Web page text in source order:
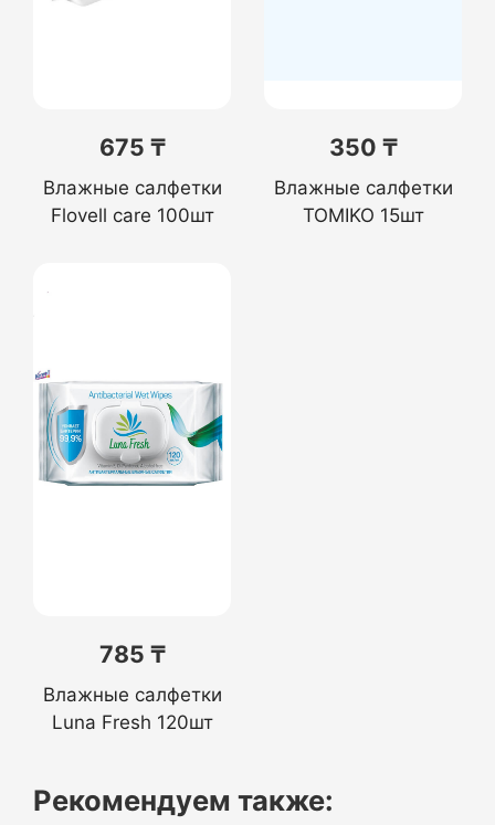
675 ₸
Влажные салфетки
Flovell care 100шт
350 ₸
Влажные салфетки
TOMIKO 15шт
785 ₸
Влажные салфетки
Luna Fresh 120шт
Рекомендуем также: